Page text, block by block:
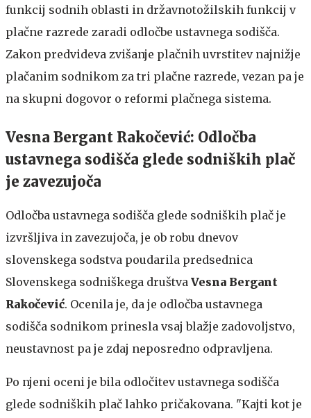
funkcij sodnih oblasti in državnotožilskih funkcij v
plačne razrede zaradi odločbe ustavnega sodišča.
Zakon predvideva zvišanje plačnih uvrstitev najnižje
plačanim sodnikom za tri plačne razrede, vezan pa je
na skupni dogovor o reformi plačnega sistema.
Vesna Bergant Rakočević: Odločba
ustavnega sodišča glede sodniških plač
je zavezujoča
Odločba ustavnega sodišča glede sodniških plač je
izvršljiva in zavezujoča, je ob robu dnevov
slovenskega sodstva poudarila predsednica
Slovenskega sodniškega društva Vesna Bergant
Rakočević. Ocenila je, da je odločba ustavnega
sodišča sodnikom prinesla vsaj blažje zadovoljstvo,
neustavnost pa je zdaj neposredno odpravljena.
Po njeni oceni je bila odločitev ustavnega sodišča
glede sodniških plač lahko pričakovana. "Kajti kot je